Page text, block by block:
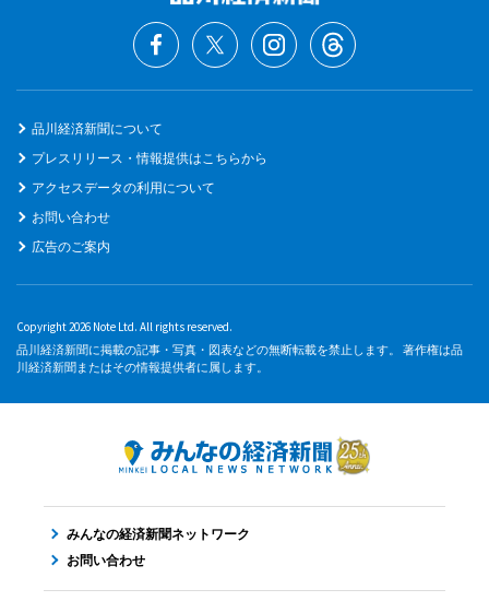
品川経済新聞について
プレスリリース・情報提供はこちらから
アクセスデータの利用について
お問い合わせ
広告のご案内
Copyright 2026 Note Ltd. All rights reserved.
品川経済新聞に掲載の記事・写真・図表などの無断転載を禁止します。 著作権は品
川経済新聞またはその情報提供者に属します。
みんなの経済新聞ネットワーク
お問い合わせ